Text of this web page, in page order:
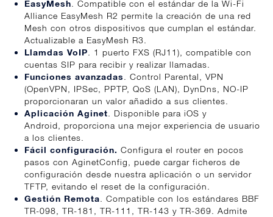
EasyMesh. Compatible con el estándar de la Wi-Fi
Alliance EasyMesh R2 permite la creación de una red
Mesh con otros dispositivos que cumplan el estándar.
Actualizable a EasyMesh R3.
Llamdas VoIP. 1 puerto FXS (RJ11), compatible con
cuentas SIP para recibir y realizar llamadas.
Funciones avanzadas. Control Parental, VPN
(OpenVPN, IPSec, PPTP, QoS (LAN), DynDns, NO-IP
proporcionaran un valor añadido a sus clientes.
Aplicación Aginet. Disponible para iOS y
Android, proporciona una mejor experiencia de usuario
a los clientes.
Fácil configuración. Configura el router en pocos
pasos con AginetConfig, puede cargar ficheros de
configuración desde nuestra aplicación o un servidor
TFTP, evitando el reset de la configuración.
Gestión Remota. Compatible con los estándares BBF
TR-098, TR-181, TR-111, TR-143 y TR-369. Admite